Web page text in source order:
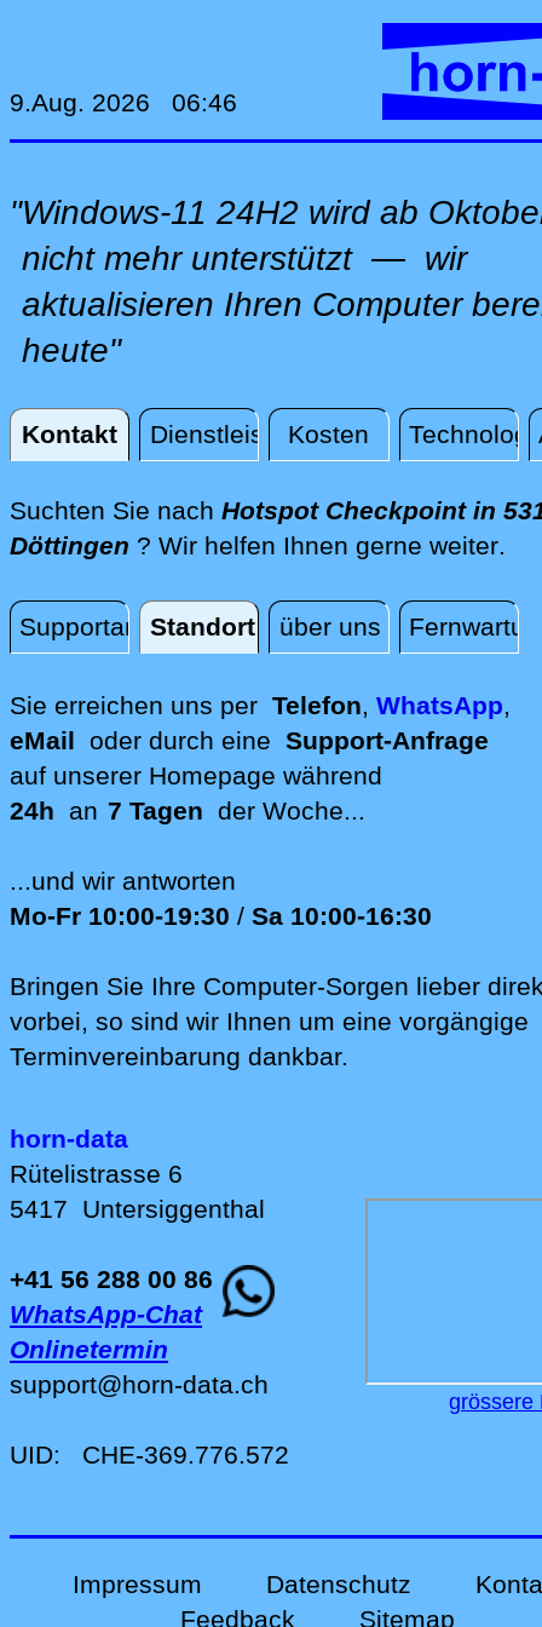
9.Aug. 2026 06:46
"Windows-11 24H2 wird ab
nicht mehr unterstützt — wir
aktualisieren Ihren Computer
heute"
Kontakt Dienstleistungen
Kosten
Kontakt
Suchten Sie nach Hotspot Checkpoint in
Döttingen ? Wir helfen Ihnen gerne weiter.
SupportanfrageStandort über uns
Standort
Sie erreichen uns per Telefon, WhatsApp,
eMail oder durch eine Support-Anfrage
auf unserer Homepage während
24h an 7 Tagen der Woche...
...und wir antworten
Mo-Fr 10:00-19:30 / Sa 10:00-16:30
Bringen Sie Ihre Computer-Sorgen lieber
vorbei, so sind wir Ih‍nen um eine vorgängige
Terminvereinbarung dankbar.
horn-data
Rütelistrasse 6
5417 Untersiggenthal
+41 56 288 00 86
WhatsApp-Chat
Onlinetermin
support@horn-data.ch
UID: CHE-369.776.572
grössere
Impressum Datenschutz
Feedback
Sitemap